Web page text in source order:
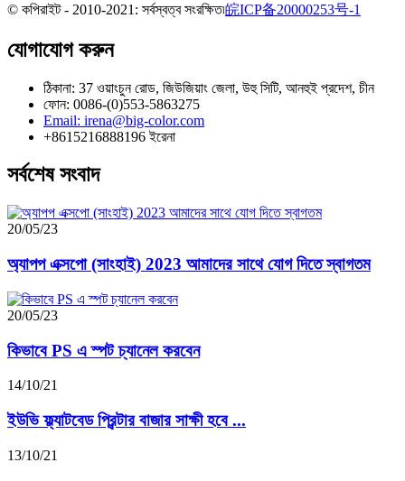
© কপিরাইট - 2010-2021: সর্বস্বত্ব সংরক্ষিত৷皖ICP备20000253号-1
যোগাযোগ করুন
ঠিকানা: 37 ওয়াংচুন রোড, জিউজিয়াং জেলা, উহু সিটি, আনহুই প্রদেশ, চীন
ফোন: 0086-(0)553-5863275
Email: irena@big-color.com
+8615216888196 ইরেনা
সর্বশেষ সংবাদ
20/05/23
অ্যাপপ এক্সপো (সাংহাই) 2023 আমাদের সাথে যোগ দিতে স্বাগতম
20/05/23
কিভাবে PS এ স্পট চ্যানেল করবেন
14/10/21
ইউভি ফ্ল্যাটবেড প্রিন্টার বাজার সাক্ষী হবে ...
13/10/21